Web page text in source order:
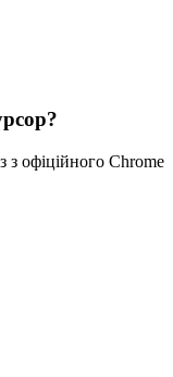
з офіційного Chrome